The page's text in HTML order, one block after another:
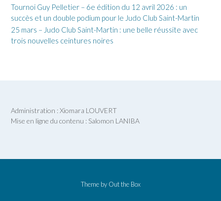
Tournoi Guy Pelletier – 6e édition du 12 avril 2026 : un
succès et un double podium pour le Judo Club Saint-Martin
25 mars – Judo Club Saint-Martin : une belle réussite avec
trois nouvelles ceintures noires
Administration : Xiomara LOUVERT
Mise en ligne du contenu : Salomon LANIBA
Theme by Out the Box